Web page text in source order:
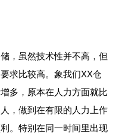
，虽然技术性并不高，但
求比较高。象我们XX仓
多，原本在人力方面就比
，做到在有限的人力上作
。特别在同一时间里出现